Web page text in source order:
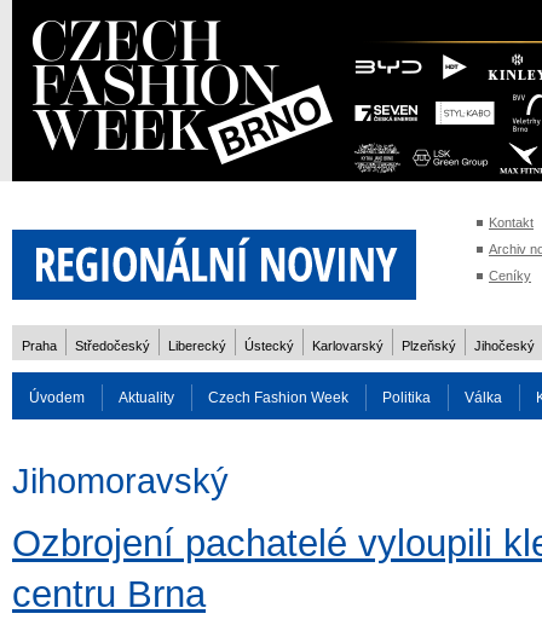
Kontakt
Archiv
Ceníky
Praha Středočeský Liberecký Ústecký Karlovarský Plzeňský Jihočeský
Úvodem Aktuality Czech Fashion Week Politika Válka
Jihomoravský
Ozbrojení pachatelé vyloupili
centru Brna